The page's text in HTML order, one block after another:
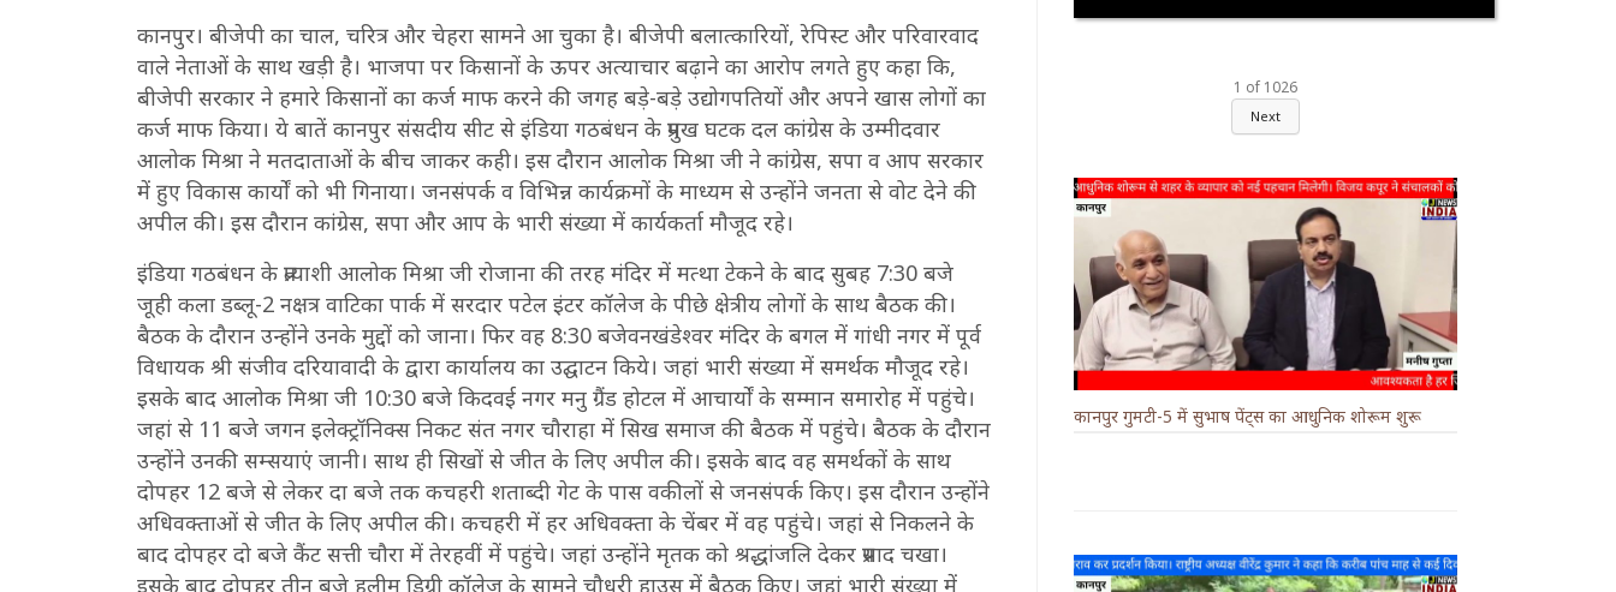
कानपुर। बीजेपी का चाल, चरित्र और चेहरा सामने आ चुका है। बीजेपी बलात्कारियों, रेपिस्ट और परिवारवाद
वाले नेताओं के साथ खड़ी है। भाजपा पर किसानों के ऊपर अत्याचार बढ़ाने का आरोप लगते हुए कहा कि,
बीजेपी सरकार ने हमारे किसानों का कर्ज माफ करने की जगह बड़े-बड़े उद्योगपतियों और अपने खास लोगों का
कर्ज माफ किया। ये बातें कानपुर संसदीय सीट से इंडिया गठबंधन के प्रमुख घटक दल कांग्रेस के उम्मीदवार
आलोक मिश्रा ने मतदाताओं के बीच जाकर कही। इस दौरान आलोक मिश्रा जी ने कांग्रेस, सपा व आप सरकार
में हुए विकास कार्यों को भी गिनाया। जनसंपर्क व विभिन्न कार्यक्रमों के माध्यम से उन्होंने जनता से वोट देने की
अपील की। इस दौरान कांग्रेस, सपा और आप के भारी संख्या में कार्यकर्ता मौजूद रहे।
इंडिया गठबंधन के प्रत्याशी आलोक मिश्रा जी रोजाना की तरह मंदिर में मत्था टेकने के बाद सुबह 7:30 बजे
जूही कला डब्लू-2 नक्षत्र वाटिका पार्क में सरदार पटेल इंटर कॉलेज के पीछे क्षेत्रीय लोगों के साथ बैठक की।
बैठक के दौरान उन्होंने उनके मुद्दों को जाना। फिर वह 8:30 बजेवनखंडेश्वर मंदिर के बगल में गांधी नगर में पूर्व
विधायक श्री संजीव दरियावादी के द्वारा कार्यालय का उद्घाटन किये। जहां भारी संख्या में समर्थक मौजूद रहे।
इसके बाद आलोक मिश्रा जी 10:30 बजे किदवई नगर मनु ग्रैंड होटल में आचार्यों के सम्मान समारोह में पहुंचे।
जहां से 11 बजे जगन इलेक्ट्रॉनिक्स निकट संत नगर चौराहा में सिख समाज की बैठक में पहुंचे। बैठक के दौरान
उन्होंने उनकी सम्सयाएं जानी। साथ ही सिखों से जीत के लिए अपील की। इसके बाद वह समर्थकों के साथ
दोपहर 12 बजे से लेकर दा बजे तक कचहरी शताब्दी गेट के पास वकीलों से जनसंपर्क किए। इस दौरान उन्होंने
अधिवक्ताओं से जीत के लिए अपील की। कचहरी में हर अधिवक्ता के चेंबर में वह पहुंचे। जहां से निकलने के
बाद दोपहर दो बजे कैंट सत्ती चौरा में तेरहवीं में पहुंचे। जहां उन्होंने मृतक को श्रद्धांजलि देकर प्रसाद चखा।
इसके बाद दोपहर तीन बजे हलीम डिग्री कॉलेज के सामने चौधरी हाउस में बैठक किए। जहां भारी संख्या में
1 of 1026
Next
कानपुर गुमटी-5 में सुभाष पेंट्स का आधुनिक शोरूम शुरू